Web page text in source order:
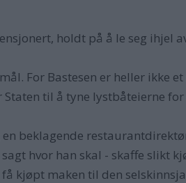
holdt på å le seg ihjel
For Bastesen er heller ikke
til å tyne lystbåteierne
beklagende
hvor han skal - skaffe slikt
kjøpt maken til den